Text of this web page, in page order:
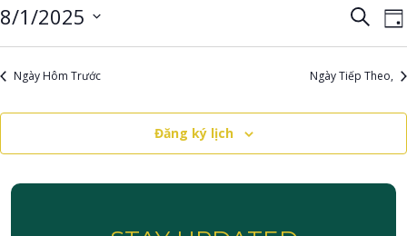
Điều
chế
và
tìm
Tìm
8/1/2025
Chọn
ngày.Ngày Hôm Trước Ngày Tiếp Theo,
Đăng ký lịch